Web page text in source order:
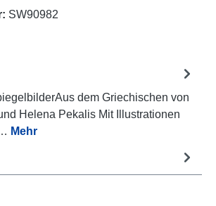
SW90982
dem Griechischen von
Helena Pekalis Mit Illustrationen
Mehr